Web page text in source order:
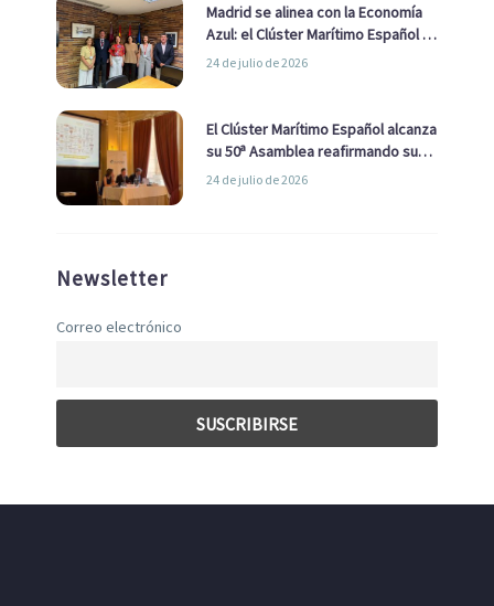
Madrid se alinea con la Economía
Azul: el Clúster Marítimo Español y
la Real Liga Naval avanzan alianzas
24 de julio de 2026
El Clúster Marítimo Español alcanza
su 50ª Asamblea reafirmando su
liderazgo en la Economía Azul
24 de julio de 2026
Newsletter
Correo electrónico